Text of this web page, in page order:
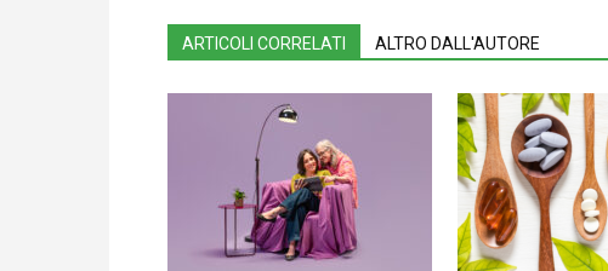
ARTICOLI CORRELATI ALTRO DALL'AUTORE